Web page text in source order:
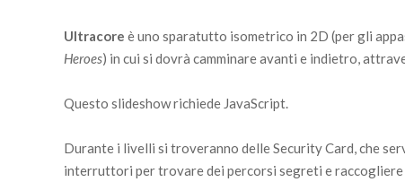
Ultracore è uno sparatutto isometrico in 2D (per gli
Heroes) in cui si dovrà camminare avanti e indietro,
Questo slideshow richiede JavaScript.
Durante i livelli si troveranno delle Security Card, che
interruttori per trovare dei percorsi segreti e